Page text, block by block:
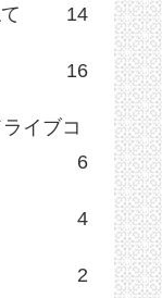
14
16
イブコ
6
4
2